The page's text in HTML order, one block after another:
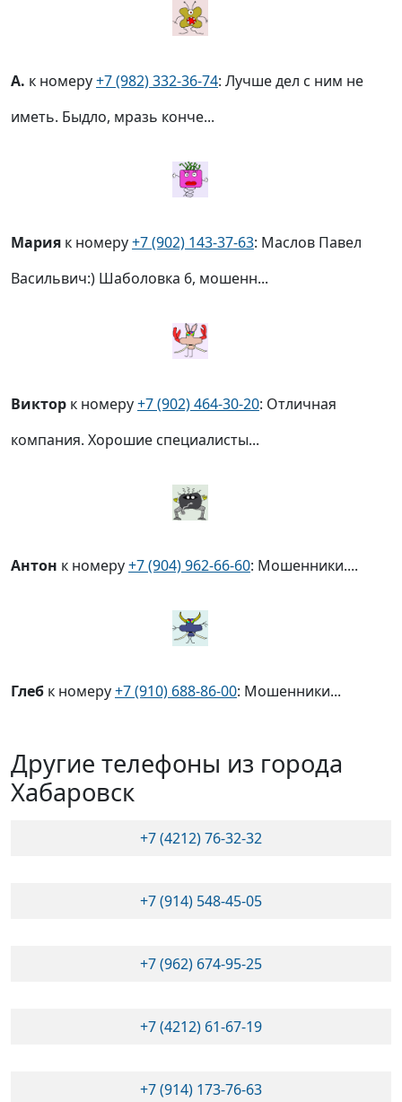
А. к номеру+7 (982) 332-36-74: Лучше дел с ним не
иметь. Быдло, мразь конче...
Мария к номеру+7 (902) 143-37-63: Маслов Павел
Васильвич:) Шаболовка 6, мошенн...
Виктор к номеру+7 (902) 464-30-20: Отличная
компания. Хорошие специалисты...
Антон к номеру+7 (904) 962-66-60: Мошенники....
Глеб к номеру+7 (910) 688-86-00: Мошенники...
Другие телефоны из города
Хабаровск
+7 (4212) 76-32-32
+7 (914) 548-45-05
+7 (962) 674-95-25
+7 (4212) 61-67-19
+7 (914) 173-76-63